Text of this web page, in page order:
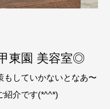
東園 美容室◎
もしていかないとなあ〜
紹介です(*^^*)